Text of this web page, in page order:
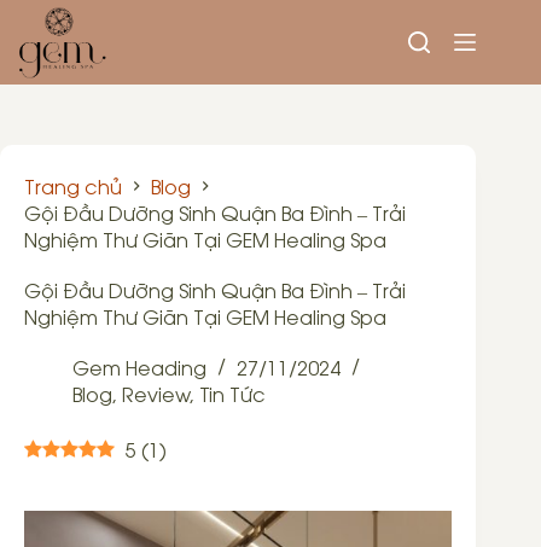
Trang chủ
Blog
Gội Đầu Dưỡng Sinh Quận Ba Đình – Trải
Nghiệm Thư Giãn Tại GEM Healing Spa
Gội Đầu Dưỡng Sinh Quận Ba Đình – Trải
Nghiệm Thư Giãn Tại GEM Healing Spa
Gem Heading
27/11/2024
Blog, Review, Tin Tức
5 (1)